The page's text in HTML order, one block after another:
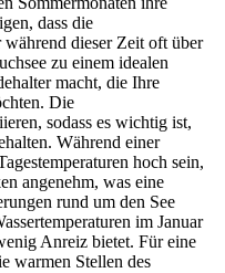
dass die
während dieser Zeit oft über
zu einem idealen
macht, die Ihre
Die
sodass es wichtig ist,
Während einer
hoch sein,
angenehm, was eine
rund um den See
im Januar
Anreiz bietet. Für eine
warmen Stellen des